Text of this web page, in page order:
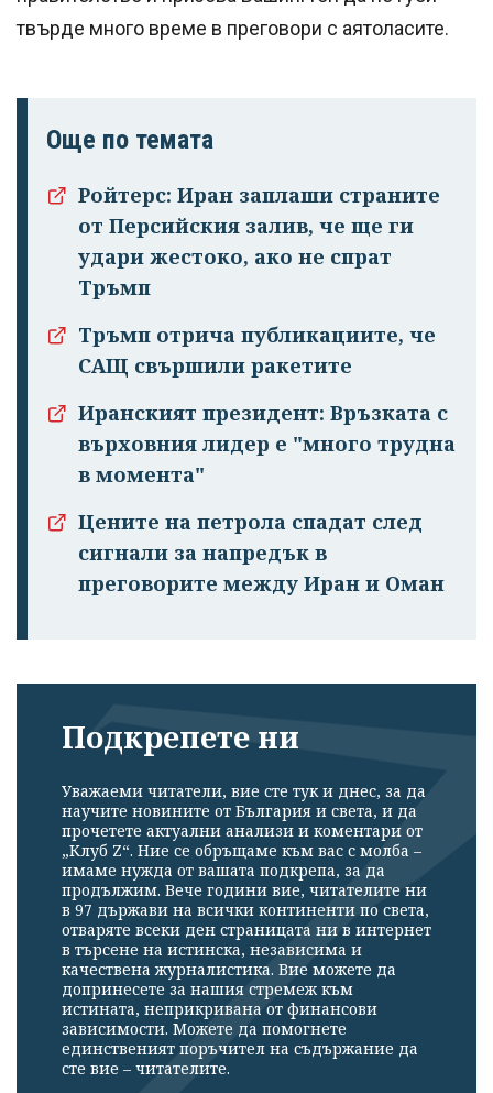
твърде много време в преговори с аятоласите.
Още по темата
Ройтерс: Иран заплаши страните
от Персийския залив, че ще ги
удари жестоко, ако не спрат
Тръмп
Тръмп отрича публикациите, че
САЩ свършили ракетите
Иранският президент: Връзката с
върховния лидер е "много трудна
в момента"
Цените на петрола спадат след
сигнали за напредък в
преговорите между Иран и Оман
Подкрепете ни
Уважаеми читатели, вие сте тук и днес, за да
научите новините от България и света, и да
прочетете актуални анализи и коментари от
„Клуб Z“. Ние се обръщаме към вас с молба –
имаме нужда от вашата подкрепа, за да
продължим. Вече години вие, читателите ни
в 97 държави на всички континенти по света,
отваряте всеки ден страницата ни в интернет
в търсене на истинска, независима и
качествена журналистика. Вие можете да
допринесете за нашия стремеж към
истината, неприкривана от финансови
зависимости. Можете да помогнете
единственият поръчител на съдържание да
сте вие – читателите.